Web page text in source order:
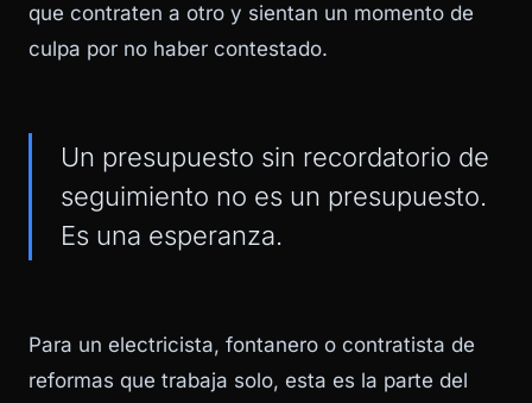
que contraten a otro y sientan un momento de
culpa por no haber contestado.
Un presupuesto sin recordatorio de
seguimiento no es un presupuesto.
Es una esperanza.
Para un electricista, fontanero o contratista de
reformas que trabaja solo, esta es la parte del